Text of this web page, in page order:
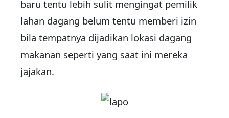
baru tentu lebih sulit mengingat pemilik
lahan dagang belum tentu memberi izin
bila tempatnya dijadikan lokasi dagang
makanan seperti yang saat ini mereka
jajakan.